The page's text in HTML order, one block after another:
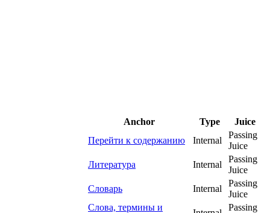
Anchor Type
Juice
Перейти к содержанию
Internal
Passing
Juice
Литература
Internal
Passing
Juice
Словарь
Internal
Passing
Juice
Слова, термины и
Passing